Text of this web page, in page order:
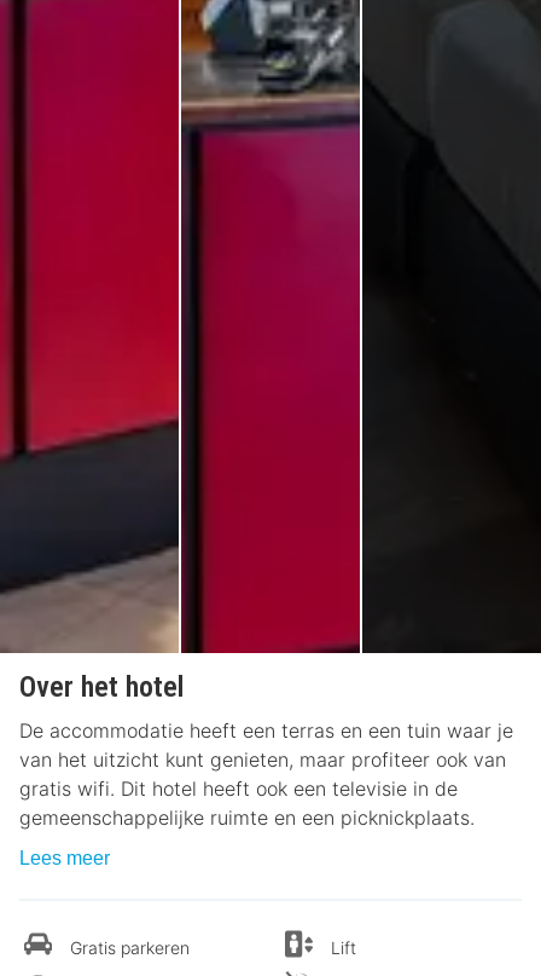
Over het hotel
De accommodatie heeft een terras en een tuin waar je
van het uitzicht kunt genieten, maar profiteer ook van
gratis wifi. Dit hotel heeft ook een televisie in de
gemeenschappelijke ruimte en een picknickplaats.
Lees meer
Gratis parkeren
Lift